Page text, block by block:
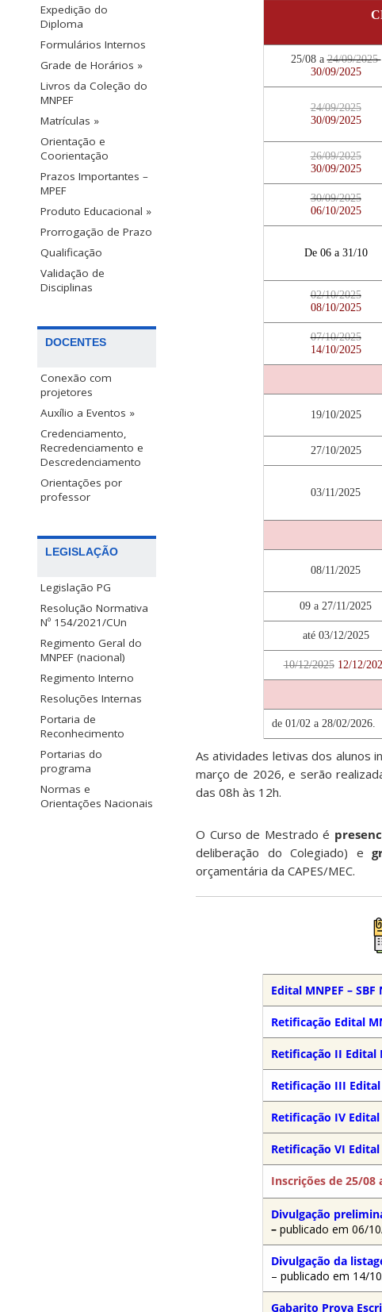
Expedição do
Diploma
Formulários Internos
Grade de Horários »
Livros da Coleção do
MNPEF
Matrículas »
Orientação e
Coorientação
Prazos Importantes –
MPEF
Produto Educacional »
Prorrogação de Prazo
Qualificação
Validação de
Disciplinas
DOCENTES
Conexão com
projetores
Auxílio a Eventos »
Credenciamento,
Recredenciamento e
Descredenciamento
Orientações por
professor
LEGISLAÇÃO
Legislação PG
Resolução Normativa
Nº 154/2021/CUn
Regimento Geral do
MNPEF (nacional)
Regimento Interno
Resoluções Internas
Portaria de
Reconhecimento
Portarias do
programa
Normas e
Orientações Nacionais
25/08 a24/09/2025
30/09/2025
24/09/2025
30/09/2025
26/09/2025
30/09/2025
30/09/2025
06/10/2025
De 06 a 31/10
02/10/2025
08/10/2025
07/10/2025
14/10/2025
19/10/2025
27/10/2025
03/11/2025
08/11/2025
09 a 27/11/2025
até 03/12/2025
10/12/2025 12/12/
de 01/02 a 28/02/2026.
As atividades letivas dos alunos
março de 2026, e serão
das 08h às 12h.
O Curso de Mestrado é
deliberação do Colegiado) e
orçamentária da CAPES/MEC.
Edital MNPEF – SBF
Retificação Edital
Retificação II Edital
Retificação III Edital
Retificação IV Edital
Retificação VI Edital
Inscrições de 25/08
Divulgação
– publicado em 06/
Divulgação da
– publicado em 14/
Gabarito Prova